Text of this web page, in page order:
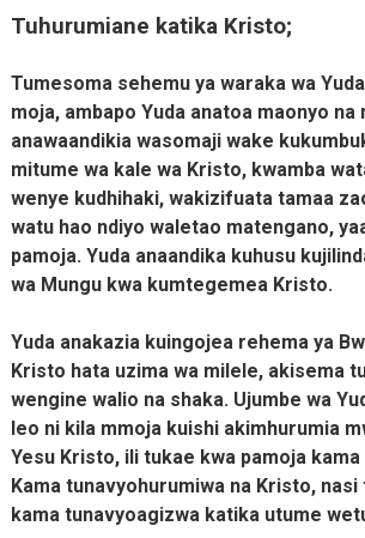
Tuhurumiane katika Kristo;
Tumesoma sehemu ya waraka wa
moja, ambapo Yuda anatoa maonyo na
anawaandikia wasomaji wake
mitume wa kale wa Kristo, kwamba
wenye kudhihaki, wakizifuata tamaa
watu hao ndiyo waletao matengano,
pamoja. Yuda anaandika kuhusu
wa Mungu kwa kumtegemea Kristo.
Yuda anakazia kuingojea rehema ya
Kristo hata uzima wa milele, akisema
wengine walio na shaka. Ujumbe wa
leo ni kila mmoja kuishi akimhurumia
Yesu Kristo, ili tukae kwa pamoja kama
Kama tunavyohurumiwa na Kristo, nasi
kama tunavyoagizwa katika utume